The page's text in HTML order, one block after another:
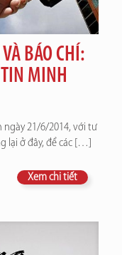
BÁO CHÍ:
MINH
ngày 21/6/2014, với tư
lại ở đây, để các[…]
Xem chi tiết